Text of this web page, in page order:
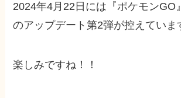
2024年4月22日には『ポケモンGO
のアップデート第2弾が控えていま
楽しみですね！！